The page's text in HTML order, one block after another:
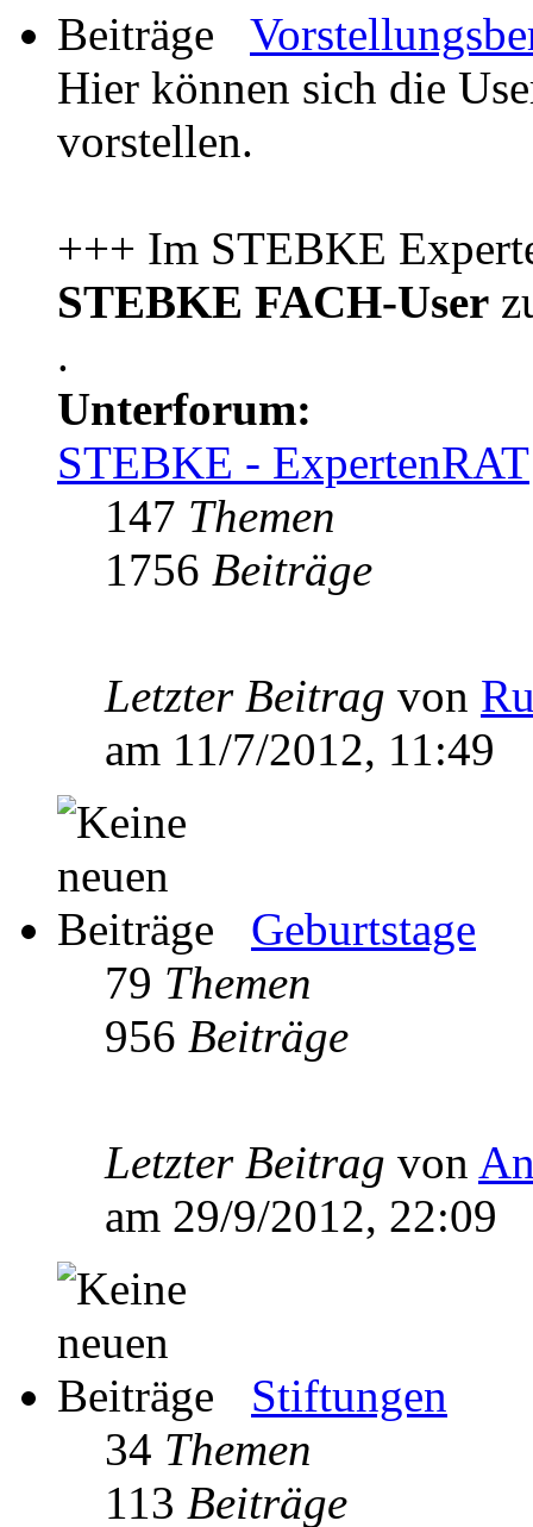
Hier können sich die
vorstellen.
+++ Im STEBKE
STEBKE FACH-User
.
Unterforum:
STEBKE - ExpertenRAT
147 Themen
1756 Beiträge
Letzter Beitrag von
am 11/7/2012, 11:49
Geburtstage
79 Themen
956 Beiträge
Letzter Beitrag von
am 29/9/2012, 22:09
Stiftungen
34 Themen
113 Beiträge